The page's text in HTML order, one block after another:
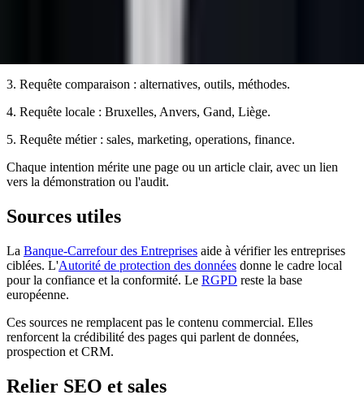
3. Requête comparaison : alternatives, outils, méthodes.
4. Requête locale : Bruxelles, Anvers, Gand, Liège.
5. Requête métier : sales, marketing, operations, finance.
Chaque intention mérite une page ou un article clair, avec un lien
vers la démonstration ou l'audit.
Sources utiles
La Banque-Carrefour des Entreprises aide à vérifier les entreprises
ciblées. L'Autorité de protection des données donne le cadre local
pour la confiance et la conformité. Le RGPD reste la base
européenne.
Ces sources ne remplacent pas le contenu commercial. Elles
renforcent la crédibilité des pages qui parlent de données,
prospection et CRM.
Relier SEO et sales